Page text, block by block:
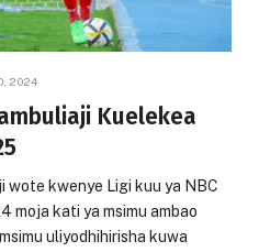
2024
Kuelekea
wote kwenye Ligi kuu ya NBC
moja kati ya msimu ambao
uliyodhihirisha kuwa